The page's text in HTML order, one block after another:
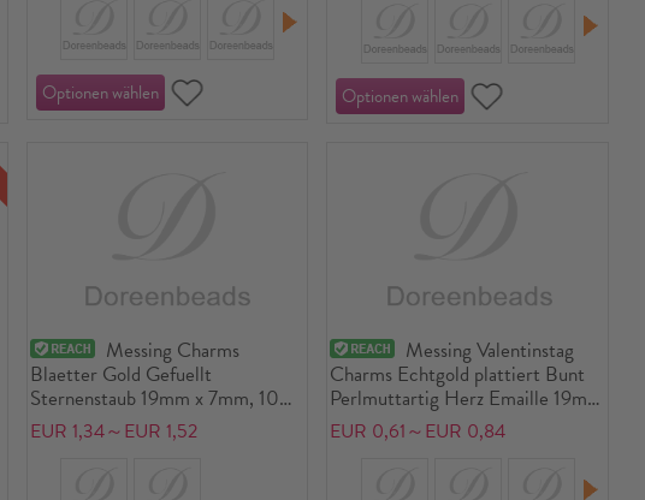
Messing Charms
Blaetter Gold Gefuellt
Sternenstaub 19mm x 7mm, 10
Stueck
EUR 1,34～EUR 1,52
Messing Valentinstag
Charms Echtgold plattiert Bunt
Perlmuttartig Herz Emaille 19mm
x 18mm, 1 Stueck
EUR 0,61～EUR 0,84